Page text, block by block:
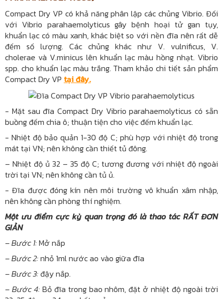
Compact Dry VP có khả năng phân lập các chủng Vibrio. Đối
với Vibrio parahaemolyticus gây bệnh hoại tử gan tụy,
khuẩn lạc có màu xanh, khác biệt so với nền đĩa nên rất dễ
đếm số lượng. Các chủng khác như V. vulnificus, V.
cholerae và V.minicus lên khuẩn lạc màu hồng nhạt. Vibrio
spp. cho khuẩn lạc màu trắng. Tham khảo chi tiết sản phẩm
Compact Dry VP tại đây.
- Mặt sau đĩa Compact Dry Vibrio parahaemolyticus có sẵn
buồng đếm chia ô; thuận tiện cho việc đếm khuẩn lạc.
- Nhiệt độ bảo quản 1-30 độ C; phù hợp với nhiệt độ trong
mát tại VN; nên không cần thiết tủ đông.
– Nhiệt độ ủ 32 – 35 độ C; tương đương với nhiệt độ ngoài
trời tại VN; nên không cần tủ ủ.
- Đĩa được đóng kín nên môi trường vô khuẩn xâm nhập,
nên không cần phòng thí nghiệm.
Một ưu điểm cực kỳ quan trọng đó là thao tác RẤT ĐƠN
GIẢN
– Bước 1:Mở nắp
– Bước 2:nhỏ 1ml nước ao vào giữa đĩa
– Bước 3:đậy nắp.
– Bước 4:Bỏ đĩa trong bao nhôm, đặt ở nhiệt độ ngoài trời